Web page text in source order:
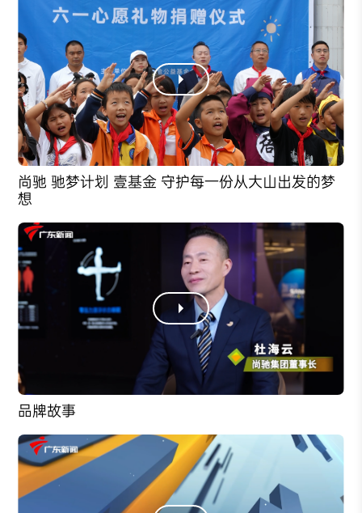
尚驰 驰梦计划 壹基金 守护每一份从大山出发的梦
想
品牌故事